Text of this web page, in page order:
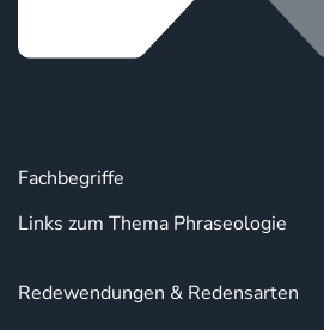
Fachbegriffe
Links zum Thema Phraseologie
Redewendungen & Redensarten